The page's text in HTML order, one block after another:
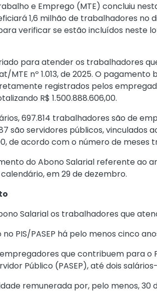
e Emprego (MTE) concluiu
1,6 milhão de trabalhadores
verificar se estão incluídos neste
para atender os trabalhadores
MTE nº 1.013, de 2025. O pagamento
registrados pelos
R$ 1.500.888.606,00.
697.814 trabalhadores são de
são servidores públicos, vinculados
de acordo com o número de
do Abono Salarial referente ao
em 29 de dezembro.
Salarial os trabalhadores que
PIS/PASEP há pelo menos cinco
que contribuem para o
Público (PASEP), até dois
remunerada por, pelo menos, 30